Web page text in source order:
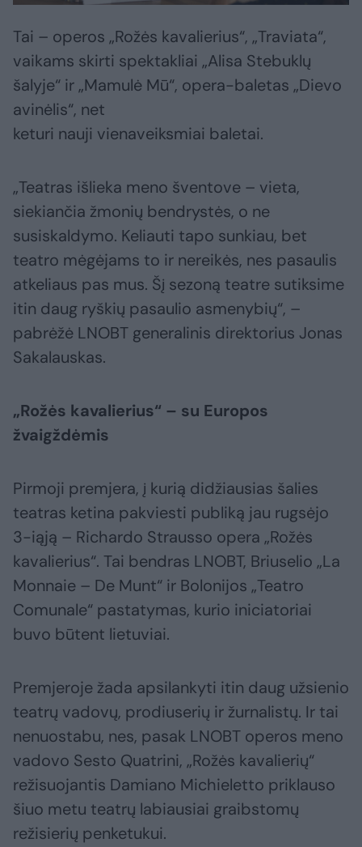
Tai – operos „Rožės kavalierius“, „Traviata“,
vaikams skirti spektakliai „Alisa Stebuklų
šalyje“ ir „Mamulė Mū“, opera-baletas „Dievo
avinėlis“, net
keturi nauji vienaveiksmiai baletai.
„Teatras išlieka meno šventove – vieta,
siekiančia žmonių bendrystės, o ne
susiskaldymo. Keliauti tapo sunkiau, bet
teatro mėgėjams to ir nereikės, nes pasaulis
atkeliaus pas mus. Šį sezoną teatre sutiksime
itin daug ryškių pasaulio asmenybių“, –
pabrėžė LNOBT generalinis direktorius Jonas
Sakalauskas.
„Rožės kavalierius“ – su Europos
žvaigždėmis
Pirmoji premjera, į kurią didžiausias šalies
teatras ketina pakviesti publiką jau rugsėjo
3-iąją – Richardo Strausso opera „Rožės
kavalierius“. Tai bendras LNOBT, Briuselio „La
Monnaie – De Munt“ ir Bolonijos „Teatro
Comunale“ pastatymas, kurio iniciatoriai
buvo būtent lietuviai.
Premjeroje žada apsilankyti itin daug užsienio
teatrų vadovų, prodiuserių ir žurnalistų. Ir tai
nenuostabu, nes, pasak LNOBT operos meno
vadovo Sesto Quatrini, „Rožės kavalierių“
režisuojantis Damiano Michieletto priklauso
šiuo metu teatrų labiausiai graibstomų
režisierių penketukui.